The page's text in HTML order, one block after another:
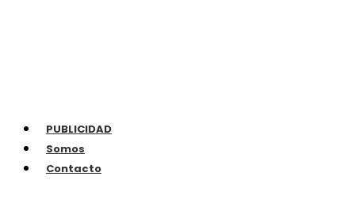
PUBLICIDAD
Somos
Contacto